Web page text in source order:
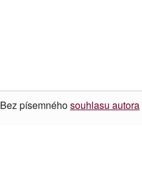
Bez písemnéhosouhlasu autora